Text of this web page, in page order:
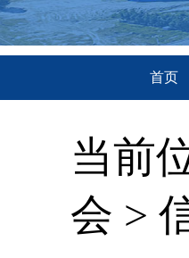
首页
当前
会 >